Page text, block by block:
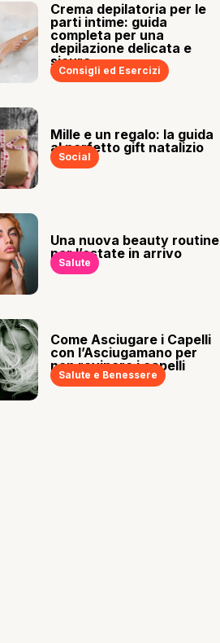
Crema depilatoria per le
parti intime: guida
completa per una
depilazione delicata e
sicura
Consigli ed Esercizi
Mille e un regalo: la guida
al perfetto gift natalizio
Social
Una nuova beauty routine
per l’estate in arrivo
Salute
Come Asciugare i Capelli
con l’Asciugamano per
non rovinare i capelli
Salute e Benessere